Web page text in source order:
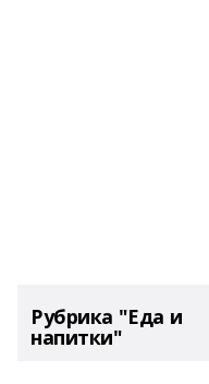
Рубрика "Еда и
напитки"